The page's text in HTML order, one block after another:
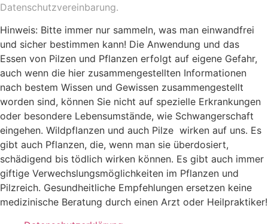
Datenschutzvereinbarung.
Hinweis: Bitte immer nur sammeln, was man einwandfrei
und sicher bestimmen kann! Die Anwendung und das
Essen von Pilzen und Pflanzen erfolgt auf eigene Gefahr,
auch wenn die hier zusammengestellten Informationen
nach bestem Wissen und Gewissen zusammengestellt
worden sind, können Sie nicht auf spezielle Erkrankungen
oder besondere Lebensumstände, wie Schwangerschaft
eingehen. Wildpflanzen und auch Pilze wirken auf uns. Es
gibt auch Pflanzen, die, wenn man sie überdosiert,
schädigend bis tödlich wirken können. Es gibt auch immer
giftige Verwechslungsmöglichkeiten im Pflanzen und
Pilzreich. Gesundheitliche Empfehlungen ersetzen keine
medizinische Beratung durch einen Arzt oder Heilpraktiker!